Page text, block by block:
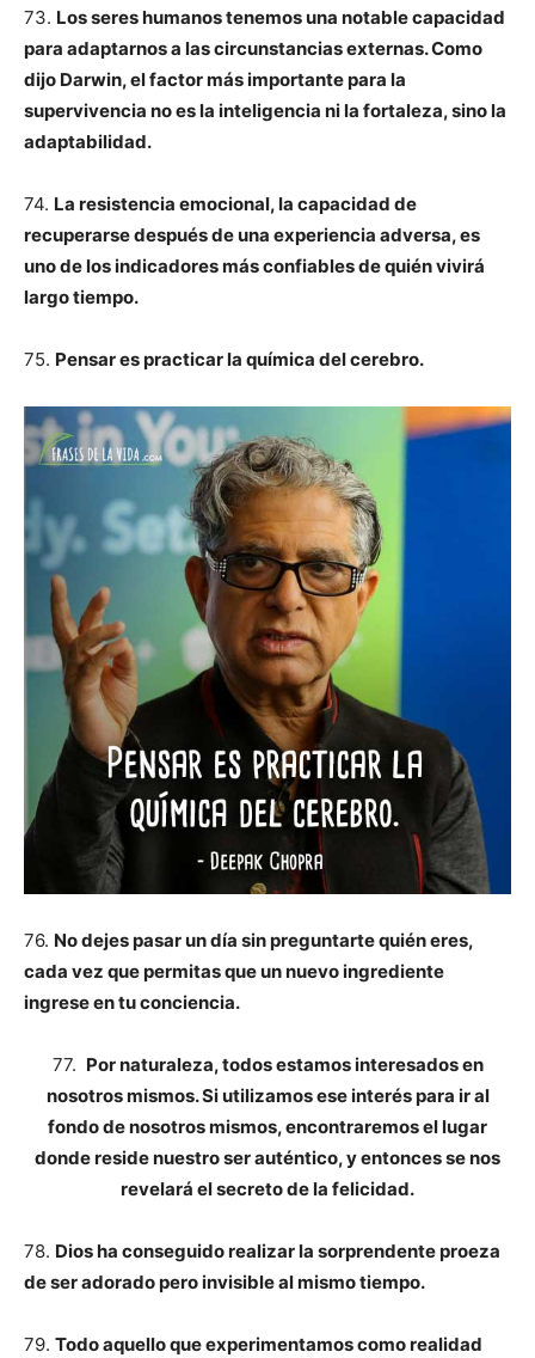
73. Los seres humanos tenemos una notable capacidad
para adaptarnos a las circunstancias externas. Como
dijo Darwin, el factor más importante para la
supervivencia no es la inteligencia ni la fortaleza, sino la
adaptabilidad.
74. La resistencia emocional, la capacidad de
recuperarse después de una experiencia adversa, es
uno de los indicadores más confiables de quién vivirá
largo tiempo.
75. Pensar es practicar la química del cerebro.
76. No dejes pasar un día sin preguntarte quién eres,
cada vez que permitas que un nuevo ingrediente
ingrese en tu conciencia.
77. Por naturaleza, todos estamos interesados en
nosotros mismos. Si utilizamos ese interés para ir al
fondo de nosotros mismos, encontraremos el lugar
donde reside nuestro ser auténtico, y entonces se nos
revelará el secreto de la felicidad.
78. Dios ha conseguido realizar la sorprendente proeza
de ser adorado pero invisible al mismo tiempo.
79. Todo aquello que experimentamos como realidad